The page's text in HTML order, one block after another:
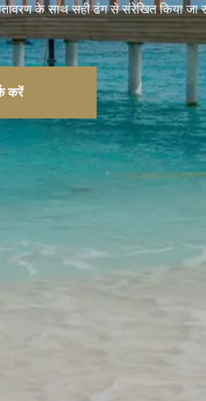
के साथ सही ढंग से संरेखित किया
करें